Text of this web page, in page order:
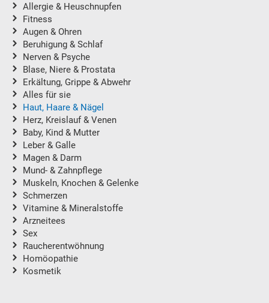
Allergie & Heuschnupfen
Fitness
Augen & Ohren
Beruhigung & Schlaf
Nerven & Psyche
Blase, Niere & Prostata
Erkältung, Grippe & Abwehr
Alles für sie
Haut, Haare & Nägel
Herz, Kreislauf & Venen
Baby, Kind & Mutter
Leber & Galle
Magen & Darm
Mund- & Zahnpflege
Muskeln, Knochen & Gelenke
Schmerzen
Vitamine & Mineralstoffe
Arzneitees
Sex
Raucherentwöhnung
Homöopathie
Kosmetik